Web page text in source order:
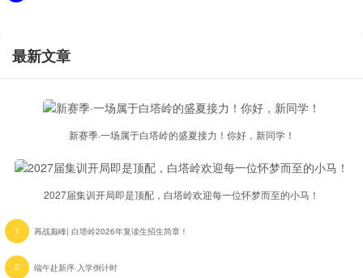
最新文章
新赛季·一场属于白塔岭的盛夏接力！你好，新同学！
2027届集训开局即是顶配，白塔岭欢迎每一位怀梦而至的小马！
1 再战巅峰| 白塔岭2026年复读生招生简章！
2 端午赴新序·入学倒计时